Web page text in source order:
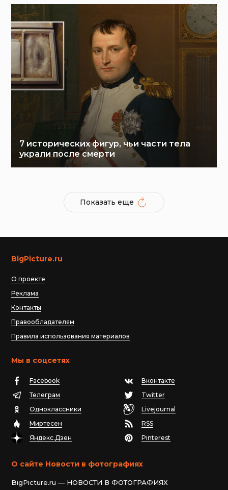
7 исторических фигур, чьи части тела
украли после смерти
Показать еще
BigPicture.ru
О проекте
Реклама
Контакты
Правообладателям
Правила использования материалов
Мы в соцсетях
Facebook
Вконтакте
Телеграм
Twitter
Одноклассники
Livejournal
Миртесен
RSS
Яндекс.Дзен
Pinterest
О сайте Новости в фотографиях
BigPicture.ru — НОВОСТИ В ФОТОГРАФИЯХ